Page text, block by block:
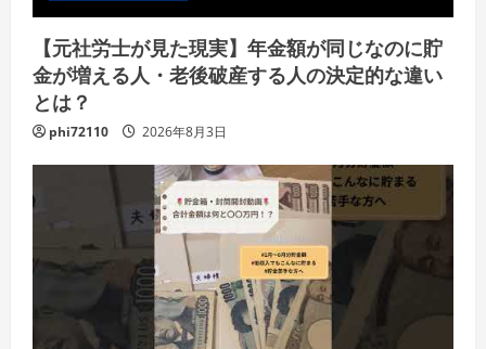
【元社労士が見た現実】年金額が同じなのに貯
金が増える人・老後破産する人の決定的な違い
とは？
phi72110 2026年8月3日